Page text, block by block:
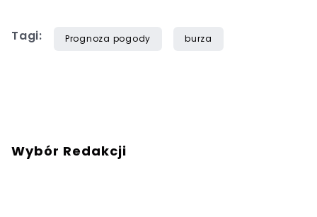
Tagi: Prognoza pogody burza
Wybór Redakcji